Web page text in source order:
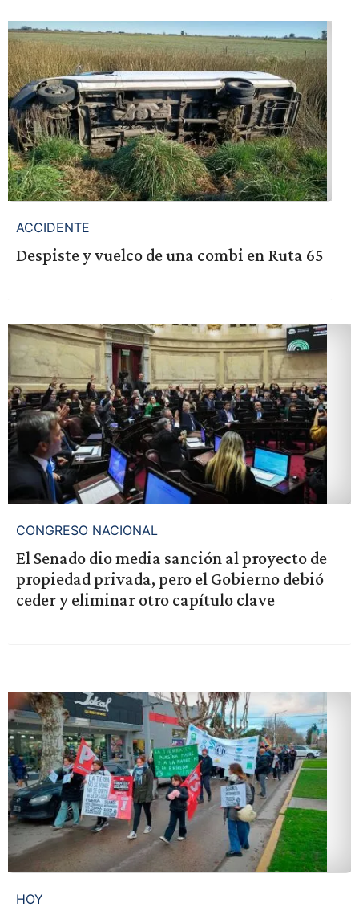
ACCIDENTE
Despiste y vuelco de una combi en Ruta 65
CONGRESO NACIONAL
El Senado dio media sanción al proyecto de
propiedad privada, pero el Gobierno debió
ceder y eliminar otro capítulo clave
HOY